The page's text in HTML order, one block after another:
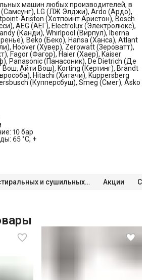
машин любых производителей, в
(Самсунг), LG (ЛЖ Элджи), Ardo (Ардо),
Ariston (Хотпоинт Аристон), Bosch
AEG (АЕГ), Electrolux (Электролюкс),
(Канди), Whirlpool (Вирпул), Iberna
Beko (Беко), Hansa (Ханса), Atlant
Hoover (Хувер), Zerowatt (Зероватт),
Fagor (Фагор), Haier (Хаер), Kaiser
Panasonic (Панасоник), De Dietrich (Де
Вош, Айти Вош), Korting (Кертинг), Brandt
Hitachi (Хитачи), Kuppersberg
(Купперсбуш), Smeg (Смег), Asko
10 бар
65 °C, +
Аксессуары для стиральных и сушильных машин Акции